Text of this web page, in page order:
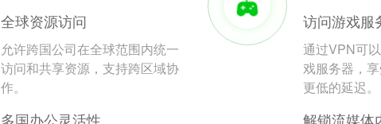
全球资源访问
允许跨国公司在全球范围内统一
访问和共享资源，支持跨区域协
作。
多国办公灵活性
访问游戏服
通过VPN可
戏服务器，
更低的延迟。
解锁流媒体